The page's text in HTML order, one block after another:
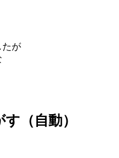
たが
（自動）